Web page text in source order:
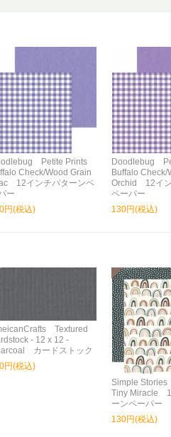
Petite Prints
Check/Wood Grain
12インチパターンペ
ー
円(税込)
Doodlebug
Buffalo Check/
Orchid 12イ
ペーパー
130円(税込)
Textured
- 12 x 12 -
カードストック
円(税込)
Simple
Tiny Miracle
ーンペーパー
130円(税込)